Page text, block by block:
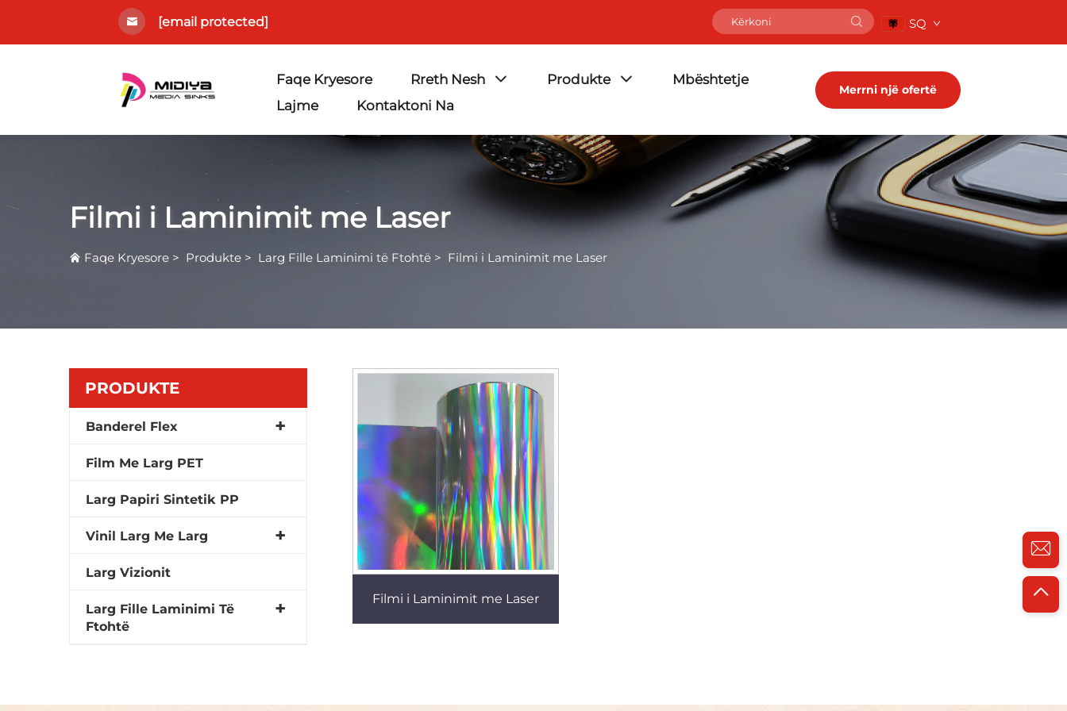
[email protected] SQ
Faqe Kryesore Rreth Nesh Produkte
Mbështetje
Lajme
Kontaktoni Na
Merrni një ofertë
Filmi i Laminimit me Laser
Faqe Kryesore > Produkte > Larg Fille Laminimi të Ftohtë > Filmi i Laminimit me Laser
PRODUKTE
Banderel Flex
Film Me Larg PET
Larg Papiri Sintetik PP
Vinil Larg Me Larg
Larg Vizionit
Larg Fille Laminimi Të
Ftohtë
Filmi i Laminimit me Laser